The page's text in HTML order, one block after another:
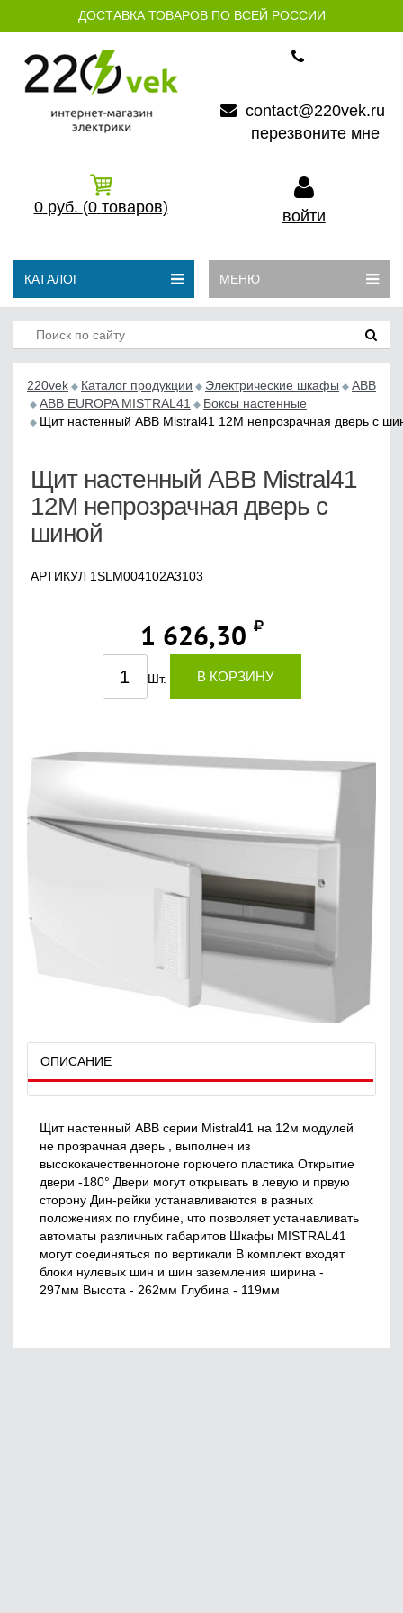
ДОСТАВКА ТОВАРОВ ПО ВСЕЙ РОССИИ
contact@220vek.ru
перезвоните мне
0 руб. (0 товаров) войти
КАТАЛОГ МЕНЮ
220vek Каталог продукции Электрические шкафы
ABB
ABB EUROPA MISTRAL41
Боксы настенные
Щит настенный ABB Mistral41 12М непрозрачная дверь с
Щит настенный ABB Mistral41
12М непрозрачная дверь с
шиной
АРТИКУЛ 1SLM004102A3103
1 626,30
Шт. В КОРЗИНУ
ОПИСАНИЕ
Щит настенный ABB серии Mistral41 на 12м модулей
не прозрачная дверь , выполнен из
высококачественногоне горючего пластика Открытие
двери -180° Двери могут открывать в левую и првую
сторону Дин-рейки устанавливаются в разных
положениях по глубине, что позволяет устанавливать
автоматы различных габаритов Шкафы MISTRAL41
могут соединяться по вертикали В комплект входят
блоки нулевых шин и шин заземления ширина -
297мм Высота - 262мм Глубина - 119мм